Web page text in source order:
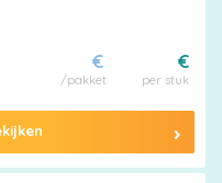
€
per stuk
€
/pakket